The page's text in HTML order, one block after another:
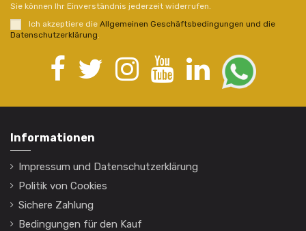
Sie können Ihr Einverständnis jederzeit widerrufen.
Ich akzeptiere die Allgemeinen Geschäftsbedingungen und die
Datenschutzerklärung
Informationen
Impressum und Datenschutzerklärung
Politik von Cookies
Sichere Zahlung
Bedingungen für den Kauf